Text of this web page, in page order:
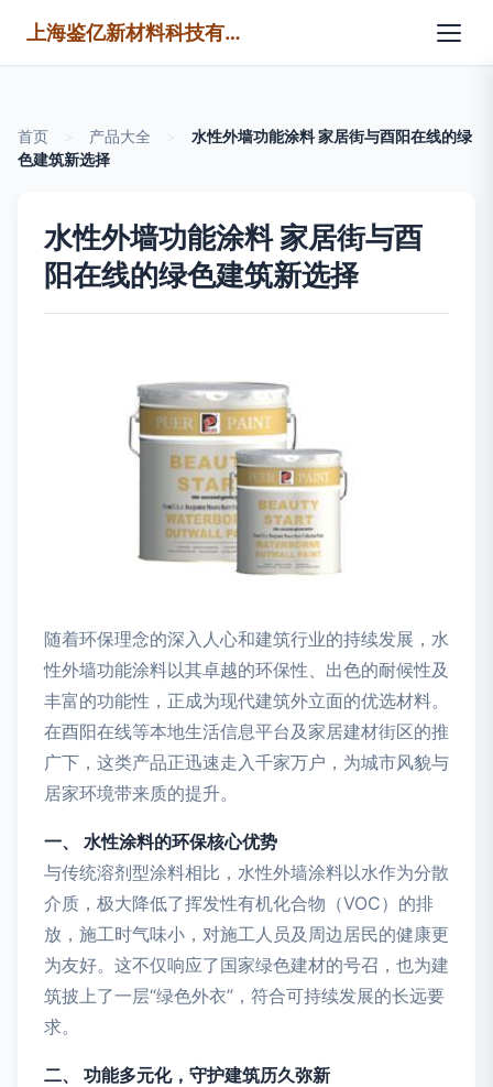
上海鉴亿新材料科技有限公司
首页 产品大全
水性外墙功能涂料 家居街与酉阳在线的绿
色建筑新选择
水性外墙功能涂料 家居街与酉
阳在线的绿色建筑新选择
随着环保理念的深入人心和建筑行业的持续发展，水
性外墙功能涂料以其卓越的环保性、出色的耐候性及
丰富的功能性，正成为现代建筑外立面的优选材料。
在酉阳在线等本地生活信息平台及家居建材街区的推
广下，这类产品正迅速走入千家万户，为城市风貌与
居家环境带来质的提升。
一、 水性涂料的环保核心优势
与传统溶剂型涂料相比，水性外墙涂料以水作为分散
介质，极大降低了挥发性有机化合物（VOC）的排
放，施工时气味小，对施工人员及周边居民的健康更
为友好。这不仅响应了国家绿色建材的号召，也为建
筑披上了一层“绿色外衣”，符合可持续发展的长远要
求。
二、 功能多元化，守护建筑历久弥新